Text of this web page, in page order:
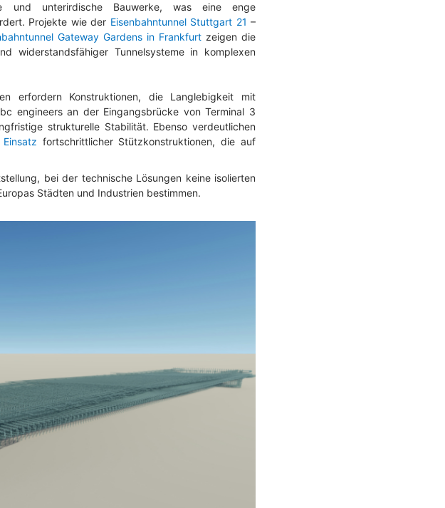
und unterirdische Bauwerke, was eine enge
Projekte wie der Eisenbahntunnel Stuttgart 21 –
Gateway Gardens in Frankfurtzeigen die
widerstandsfähiger Tunnelsysteme in komplexen
erfordern Konstruktionen, die Langlebigkeit mit
engineers an der Eingangsbrücke von Terminal 3
strukturelle Stabilität. Ebenso verdeutlichen
fortschrittlicher Stützkonstruktionen, die auf
bei der technische Lösungen keine isolierten
Städten und Industrien bestimmen.